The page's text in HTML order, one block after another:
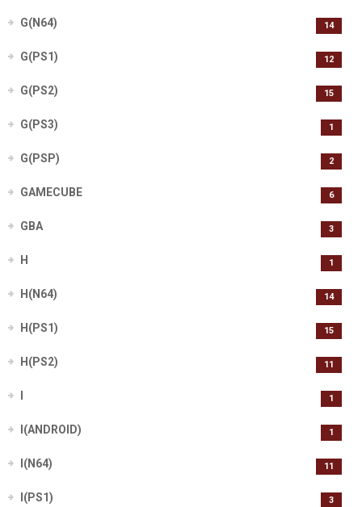
G(N64) 14
G(PS1) 12
G(PS2) 15
G(PS3) 1
G(PSP) 2
GAMECUBE 6
GBA 3
H 1
H(N64) 14
H(PS1) 15
H(PS2) 11
1
I(ANDROID) 1
I(N64) 11
I(PS1) 3